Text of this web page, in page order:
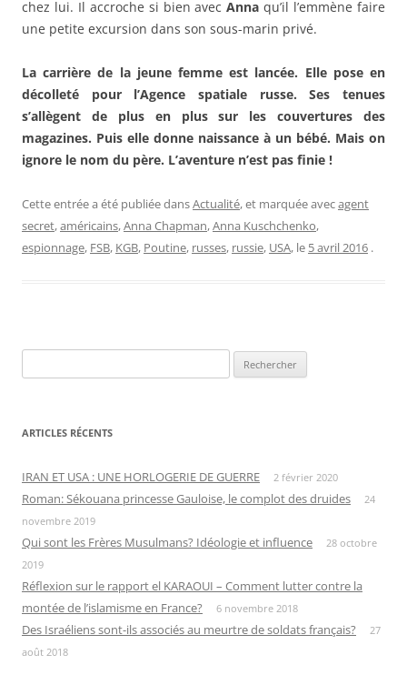
chez lui. Il accroche si bien avecAnna qu’il l’emmène faire
une petite excursion dans son sous-marin privé.
La carrière de la jeune femme est lancée. Elle pose en
décolleté pour l’Agence spatiale russe. Ses tenues
s’allègent de plus en plus sur les couvertures des
magazines. Puis elle donne naissance à un bébé. Mais on
ignore le nom du père. L’aventure n’est pas finie !
Cette entrée a été publiée dansActualité, et marquée avecagent
secret,américains,Anna Chapman,Anna Kuschchenko,
espionnage, FSB, KGB, Poutine, russes, russie, USA, le 5 avril 2016 .
ARTICLES RÉCENTS
IRAN ET USA : UNE HORLOGERIE DE GUERRE 2 février 2020
Roman: Sékouana princesse Gauloise, le complot des druides
24
novembre 2019
Qui sont les Frères Musulmans? Idéologie et influence
28 octobre
2019
Réflexion sur le rapport el KARAOUI – Comment lutter contre la
montée de l’islamisme en France?
6 novembre 2018
Des Israéliens sont-ils associés au meurtre de soldats français?
27
août 2018